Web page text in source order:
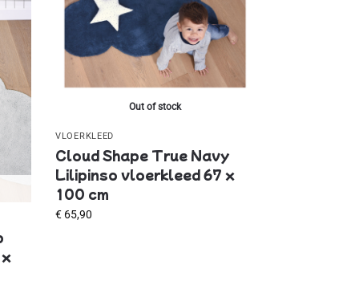
Out of stock
VLOERKLEED
Cloud Shape True Navy
Lilipinso vloerkleed 67 x
100 cm
€ 65,90